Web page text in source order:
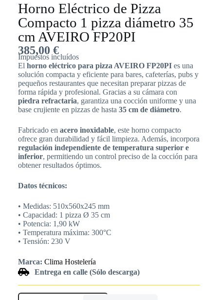
Horno Eléctrico de Pizza
Compacto 1 pizza diámetro 35
cm AVEIRO FP20PI
385,00 €
Impuestos incluídos
El horno eléctrico para pizza AVEIRO FP20PIes una
solución compacta y eficiente para bares, cafeterías, pubs y
pequeños restaurantes que necesitan preparar pizzas de
forma rápida y profesional. Gracias a su cámara con
piedra refractaria, garantiza una cocción uniforme y una
base crujiente en pizzas de hasta 35 cm de diámetro.
Fabricado en acero inoxidable, este horno compacto
ofrece gran durabilidad y fácil limpieza. Además, incorpora
regulación independiente de temperatura superior e
inferior, permitiendo un control preciso de la cocción para
obtener resultados óptimos.
Datos técnicos:
• Medidas: 510x560x245 mm
• Capacidad: 1 pizza Ø 35 cm
• Potencia: 1,90 kW
• Temperatura máxima: 300°C
• Tensión: 230 V
Marca: Clima Hostelería
Entrega en calle (Sólo descarga)